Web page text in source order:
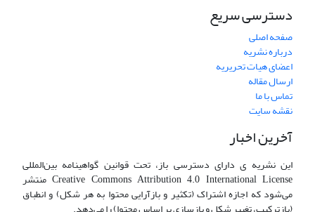
دسترسی سریع
صفحه اصلی
درباره نشریه
اعضای هیات تحریریه
ارسال مقاله
تماس با ما
نقشه سایت
آخرین اخبار
این نشریه ی دارای دسترسی باز، تحت قوانین گواهینامه بین‌المللی
Creative Commons Attribution 4.0 International License منتشر
می‌شود که اجازه اشتراک (تکثیر و بازآرایی محتوا به هر شکل) و انطباق